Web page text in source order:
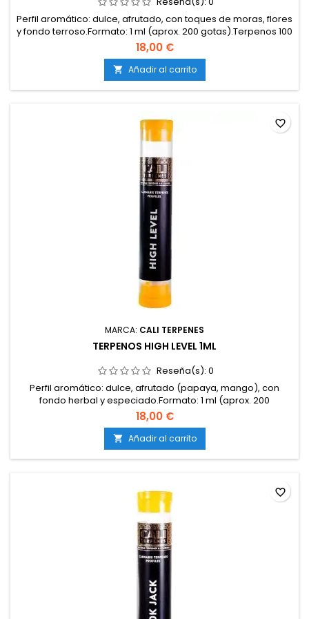
Perfil aromático: dulce, afrutado, con toques de moras, flores
y fondo terroso.Formato: 1 ml (aprox. 200 gotas).Terpenos 100
% naturales, libres de disolventes, cannabinoides y
aditivos.Elaborados con materias primas de cultivos
sostenibles, libres de OGM y pesticidas.Certificación de
calidad alimentaria y farmacéutica.Marca: Cali...
18,00 €
 Añadir al carrito
MARCA: CALI TERPENES
TERPENOS HIGH LEVEL 1ML
Reseña(s): 0
Perfil aromático: dulce, afrutado (papaya, mango), con
fondo herbal y especiado.Formato: 1 ml (aprox. 200
gotas).Terpenos 100 % naturales y puros.Libres de aditivos,
disolventes y cannabinoides.Elaborados a partir de materias
primas sostenibles, sin pesticidas ni OGM.Certificados ISO y
de calidad alimentaria.Marca: Cali Terpenes.
18,00 €
 Añadir al carrito
favorite_border
favorite_border